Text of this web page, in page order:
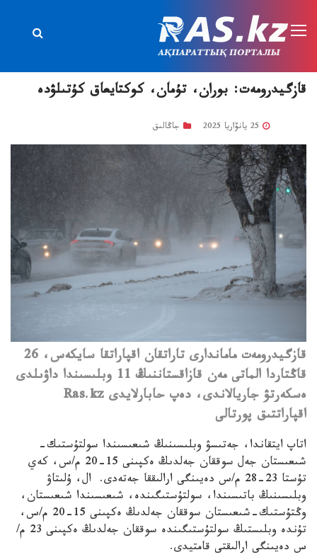
قازگيدرومەت: بوران، تۇمان، كوكتايعاق كۇتىلۋدە
جاڭالىق
قازگيدرومەت ماماندارى تاراتقان اقپاراتقا سايكەس، 26
قاڭتاردا الماتى مەن قازاقستاننىڭ 11 وبلىسىندا داۋىلدى
ەسكەرتۋ جاريالاندى، دەپ حابارلايدى Ras.kz
اقپاراتتىق پورتالى
اتاپ ايتقاندا، جەتىسۋ وبلىسىنىڭ شىعىسىندا سولتۇستىك-
شىعىستان جەل سوققان جەلدىڭ ەكپىنى 15-20 م/س، كەي
تۇستا 23-28 م/س دەيىنگى ارالىققا جەتەدى. ال،
ۇلىتاۋ
وبلىسىنىڭ باتىسىندا، سولتۇستىگىندە، شىعىسىندا شىعىستان،
وڭتۇستىك-شىعىستان سوققان جەلدىڭ ەكپىنى 15-20 م/س،
تۇندە وبلىستىڭ سولتۇستىگىندە سوققان جەلدىڭ ەكپىنى 23 م/
س دەيىنگى ارالىقتى قامتيدى.